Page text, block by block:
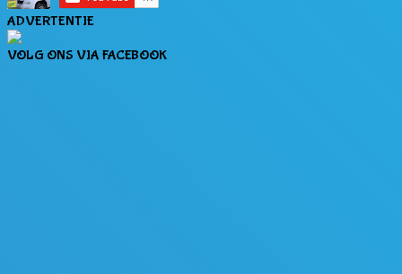
ADVERTENTIE
VOLG ONS VIA FACEBOOK